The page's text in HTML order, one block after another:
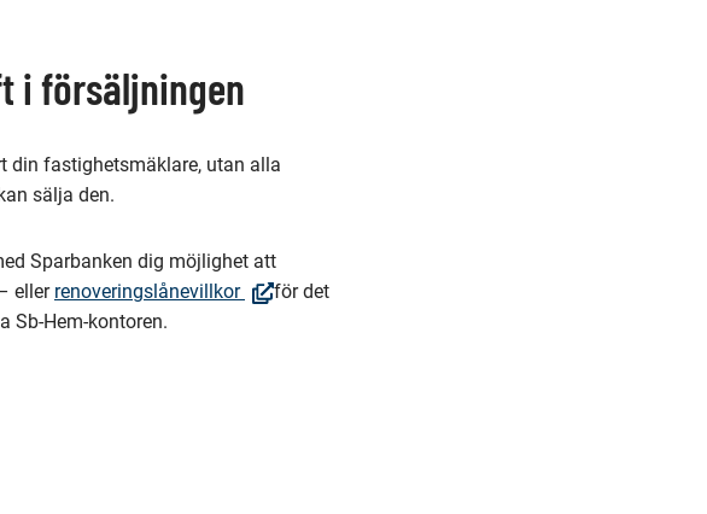
i försäljningen
din fastighetsmäklare, utan alla
sälja den.
Sparbanken dig möjlighet att
eller renoveringslånevillkor (Öppnas
för det
Sb-Hem-kontoren.